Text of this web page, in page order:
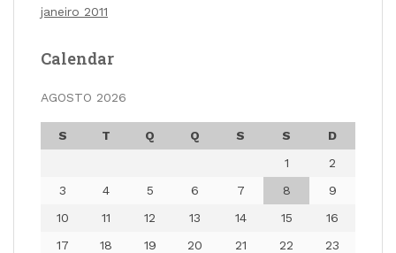
janeiro 2011
Calendar
AGOSTO 2026
S T Q Q S S
D
1
2
3
4 5 6 7 8
9
10
11 12 13 14 15
16
17
18 19 20 21 22
23